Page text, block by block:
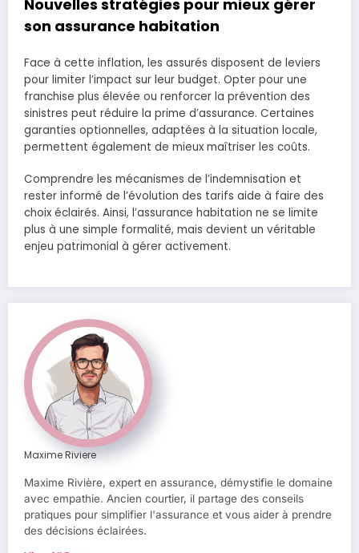
Nouvelles stratégies pour mieux gérer
son assurance habitation
Face à cette inflation, les assurés disposent de leviers
pour limiter l’impact sur leur budget. Opter pour une
franchise plus élevée ou renforcer la prévention des
sinistres peut réduire la prime d’assurance. Certaines
garanties optionnelles, adaptées à la situation locale,
permettent également de mieux maîtriser les coûts.
Comprendre les mécanismes de l’indemnisation et
rester informé de l’évolution des tarifs aide à faire des
choix éclairés. Ainsi, l’assurance habitation ne se limite
plus à une simple formalité, mais devient un véritable
enjeu patrimonial à gérer activement.
Maxime Riviere
Maxime Rivière, expert en assurance, démystifie le domaine
avec empathie. Ancien courtier, il partage des conseils
pratiques pour simplifier l'assurance et vous aider à prendre
des décisions éclairées.